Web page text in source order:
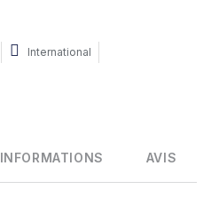
International
INFORMATIONS AVIS